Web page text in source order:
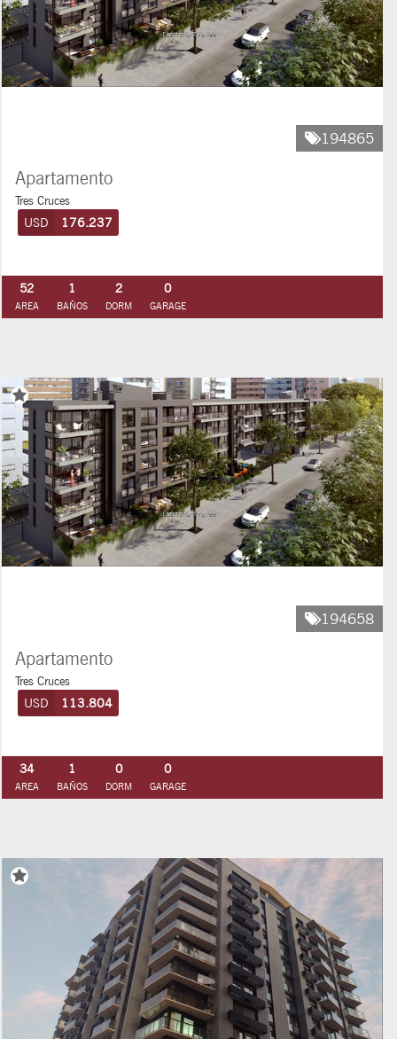
194865
Apartamento
Tres Cruces
USD 176.237
52
AREA
1
BAÑOS
2
DORM
0
GARAGE
194658
Apartamento
Tres Cruces
USD 113.804
34
AREA
1
BAÑOS
0
DORM
0
GARAGE